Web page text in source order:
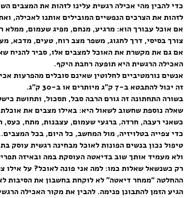
כדי להבין מהי אכילה רגשית עלינו לזהות את המצבים
לזהות את הצרכים הנפשיים המובילים אותנו לאכילה,
אם אוכל עבורך הוא: מרגיע, מנחם, מפיג שעמום, ממלא
צורך בסיסי, דרך לחגוג, משפר מצב רוח, טעים, מדכא,
אם גם את מקשרת את האוכל למצבים אלו, סביר להניח
האכילה הרגשית היא תופעה רחבת היקף.
אנשים נורמטיביים לחלוטין שאינם סובלים מהפרעות
זה יכול להתבטא ב-7 ק”ג מיותרים או ב-30 ק”ג.
בשורה התחתונה זה גורם הרבה סבל, תסכול, ותחושת
שאלה נוספת שחשוב לשאול היא: באילו מצבים את
כשאני רעבה, חרדה, ברגעי שעמום, עצבנות, מתח, כעס,
כדי צפייה בטלויזיה, מול המחשב, כל היום, בכל
טיפול נכון בנשים הפונות לאוכל מבחינה רגשית עוסק
ולא מעמיד אותך שוב בדיאטה העוסקת במה ובאיזה
רק כשנשאל שאלות כמו: למה אני פונה לאוכל? על אילו
ההחלטה “ממחר דיאטה” לא לוקחת בחשבון את הסיבות
הגיע הזמן להתבונן פנימה. להבין את מקור האכילה